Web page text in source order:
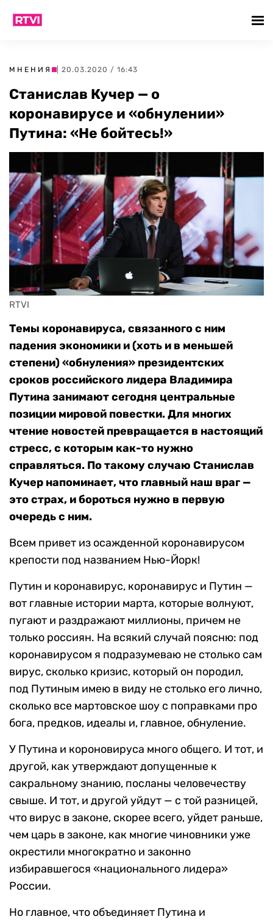
МНЕНИЯ | 20.03.2020 / 16:43
Станислав Кучер — о
коронавирусе и «обнулении»
Путина: «Не бойтесь!»
RTVI
Темы коронавируса, связанного с ним
падения экономики и (хоть и в меньшей
степени) «обнуления» президентских
сроков российского лидера Владимира
Путина занимают сегодня центральные
позиции мировой повестки. Для многих
чтение новостей превращается в настоящий
стресс, с которым как-то нужно
справляться. По такому случаю Станислав
Кучер напоминает, что главный наш враг —
это страх, и бороться нужно в первую
очередь с ним.
Всем привет из осажденной коронавирусом
крепости под названием Нью-Йорк!
Путин и коронавирус, коронавирус и Путин —
вот главные истории марта, которые волнуют,
пугают и раздражают миллионы, причем не
только россиян. На всякий случай поясню: под
коронавирусом я подразумеваю не столько сам
вирус, сколько кризис, который он породил,
под Путиным имею в виду не столько его лично,
сколько все мартовское шоу с поправками про
бога, предков, идеалы и, главное, обнуление.
У Путина и короновируса много общего. И тот, и
другой, как утверждают допущенные к
сакральному знанию, посланы человечеству
свыше. И тот, и другой уйдут — с той разницей,
что вирус в законе, скорее всего, уйдет раньше,
чем царь в законе, как многие чиновники уже
окрестили многократно и законно
избиравшегося «национального лидера»
России.
Но главное, что объединяет Путина и